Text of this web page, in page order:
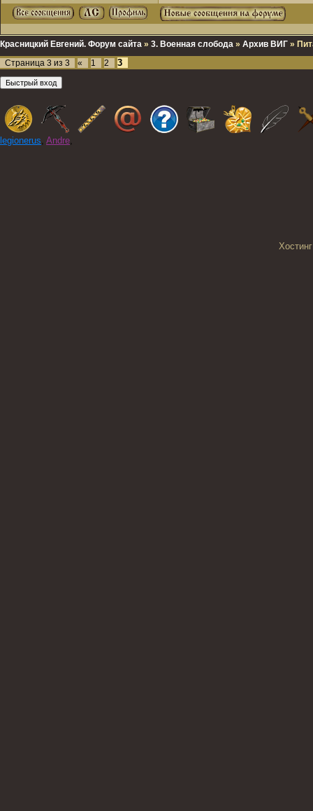
Красницкий Евгений. Форум сайта » 3. Военная слобода » Архив ВИГ »
Страница 3 из 3 « 1 2 3
legionerus, Andre,